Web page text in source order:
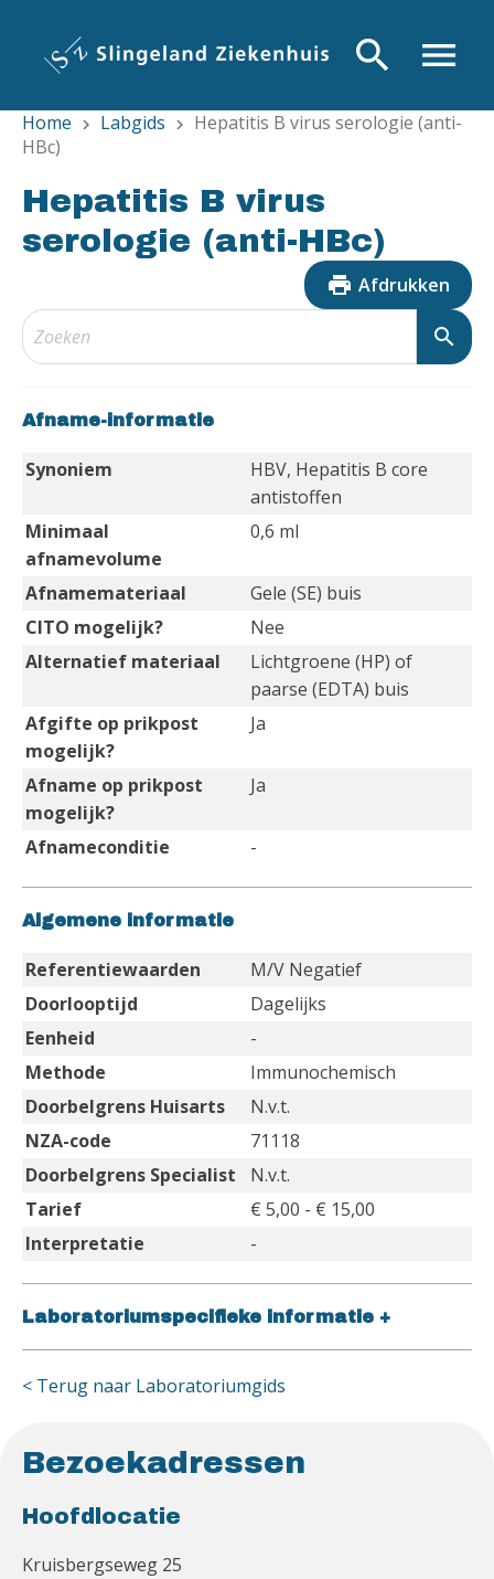
inhoud
gaan
menu
search
Home chevron_right Labgids chevron_right
Hepatitis B virus serologie (anti-
HBc)
Hepatitis B virus
serologie (anti-HBc)
print Afdrukken
search
Afname-informatie
Synoniem
HBV, Hepatitis B core
antistoffen
Minimaal
afnamevolume
0,6 ml
Afnamemateriaal
Gele (SE) buis
CITO mogelijk?
Nee
Alternatief materiaal
Lichtgroene (HP) of
paarse (EDTA) buis
Afgifte op prikpost
mogelijk?
Ja
Afname op prikpost
mogelijk?
Ja
Afnameconditie -
Algemene informatie
Referentiewaarden
M/V Negatief
Doorlooptijd
Dagelijks
Eenheid
-
Methode
Immunochemisch
Doorbelgrens Huisarts
N.v.t.
NZA-code
71118
Doorbelgrens Specialist
N.v.t.
Tarief
€ 5,00 - € 15,00
Interpretatie
-
Laboratoriumspecifieke informatie +
< Terug naar Laboratoriumgids
Bezoekadressen
Hoofdlocatie
Kruisbergseweg 25